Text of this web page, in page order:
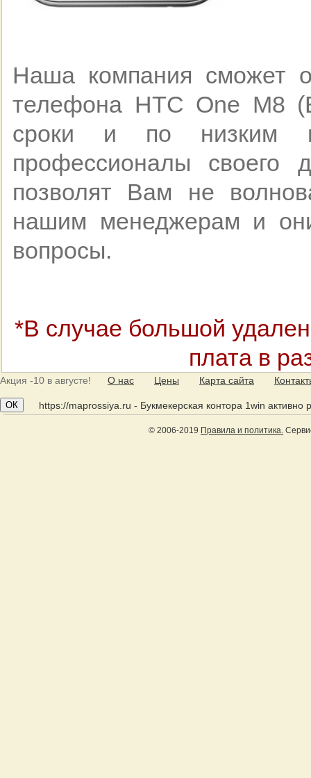
Наша компания сможет
телефона HTC One M8
сроки и по низким
профессионалы своего
позволят Вам не
нашим менеджерам и
вопросы.
*В случае большой
плата в
О нас Цены Карта сайта
https://maprossiya.ru - Букмекерская контора 1win активно
© 2006-2019 Правила и политика.
Акция -10 в августе!
ОК